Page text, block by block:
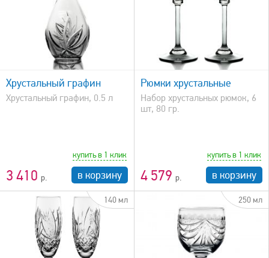
Хрустальный графин
Хрустальный графин, 0.5 л
3 410
купить в 1 клик
в корзину
быстрый просмотр
Рюмки хрустальные
Набор хрустальных рюмок, 6
шт, 80 гр.
4 579
купить в 1 клик
в корзину
140 мл 250 мл